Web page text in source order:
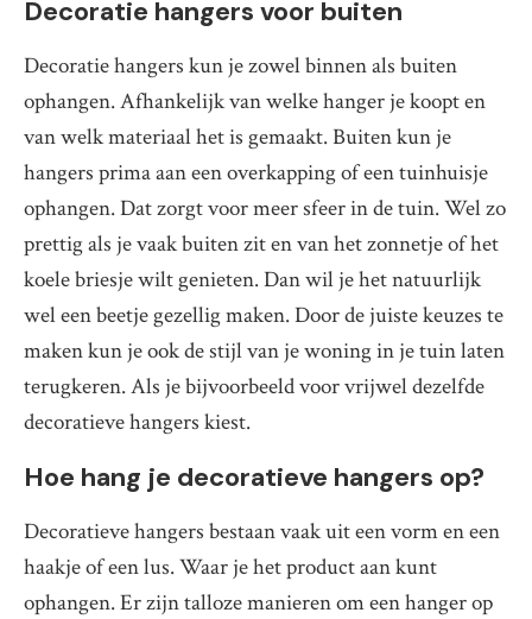
Decoratie hangers voor buiten
Decoratie hangers kun je zowel binnen als buiten
ophangen. Afhankelijk van welke hanger je koopt en
van welk materiaal het is gemaakt. Buiten kun je
hangers prima aan een overkapping of een tuinhuisje
ophangen. Dat zorgt voor meer sfeer in de tuin. Wel zo
prettig als je vaak buiten zit en van het zonnetje of het
koele briesje wilt genieten. Dan wil je het natuurlijk
wel een beetje gezellig maken. Door de juiste keuzes te
maken kun je ook de stijl van je woning in je tuin laten
terugkeren. Als je bijvoorbeeld voor vrijwel dezelfde
decoratieve hangers kiest.
Hoe hang je decoratieve hangers op?
Decoratieve hangers bestaan vaak uit een vorm en een
haakje of een lus. Waar je het product aan kunt
ophangen. Er zijn talloze manieren om een hanger op